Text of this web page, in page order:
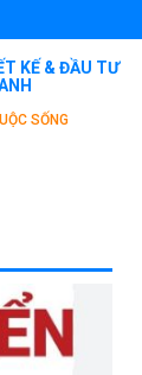
KẾ & ĐẦU TƯ